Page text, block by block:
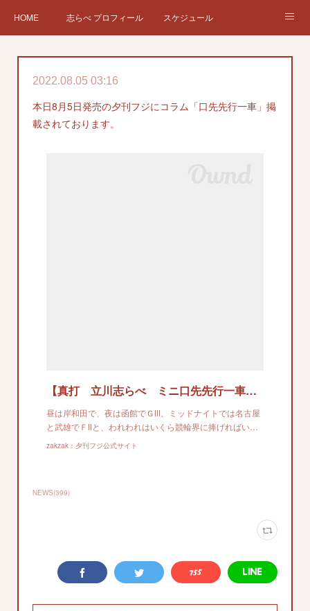
HOME 志らべ プロフィール スケジュール
チケット予約 Instagram
2022.08.05 03:16
本日8月5日発売の夕刊フジにコラム「口先先行一車」掲
載されております。
【真打 立川志らべ ミニ口先先行一車】疑う者は救われる。本線疑問車券だ！
昼は岸和田で、夜は函館でＧⅠⅠⅠ、ミッドナイトでは名古屋
と武雄でＦⅠⅠと、われわれはいくら競輪界に捧げればい…
zakzak：夕刊フジ公式サイト
NEWS(399)